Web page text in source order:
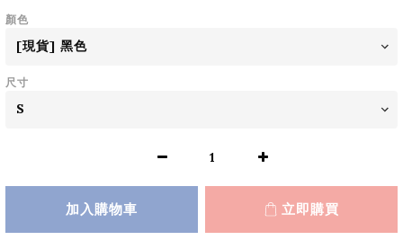
顏色
尺寸
加入購物車 立即購買